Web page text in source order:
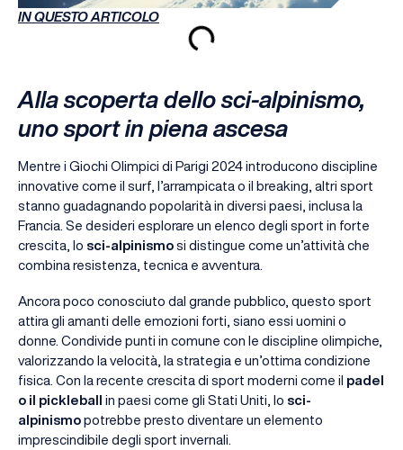
IN QUESTO ARTICOLO
Alla scoperta dello sci-alpinismo,
uno sport in piena ascesa
Mentre i Giochi Olimpici di Parigi 2024 introducono discipline
innovative come il surf, l’arrampicata o il breaking, altri sport
stanno guadagnando popolarità in diversi paesi, inclusa la
Francia. Se desideri esplorare un elenco degli sport in forte
crescita, lo sci-alpinismo si distingue come un’attività che
combina resistenza, tecnica e avventura.
Ancora poco conosciuto dal grande pubblico, questo sport
attira gli amanti delle emozioni forti, siano essi uomini o
donne. Condivide punti in comune con le discipline olimpiche,
valorizzando la velocità, la strategia e un’ottima condizione
fisica. Con la recente crescita di sport moderni come il padel
o il pickleball
in paesi come gli Stati Uniti, lo sci-
alpinismo potrebbe presto diventare un elemento
imprescindibile degli sport invernali.